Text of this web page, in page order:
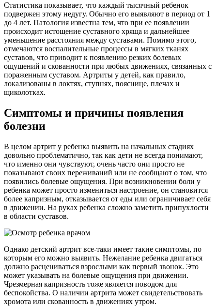
Статистика показывает, что каждый тысячный ребенок
подвержен этому недугу. Обычно его выявляют в период от 1
до 4 лет. Патология известна тем, что при ее появлении
происходит истощение суставного хряща и дальнейшее
уменьшение расстояния между суставами. Помимо этого,
отмечаются воспалительные процессы в мягких тканях
суставов, что приводит к появлению резких болевых
ощущений и скованности при любых движениях, связанных с
пораженным суставом. Артриты у детей, как правило,
локализованы в локтях, ступнях, пояснице, плечах и
щиколотках.
Симптомы и причины появления
болезни
В целом артрит у ребенка выявить на начальных стадиях
довольно проблематично, так как дети не всегда понимают,
что именно они чувствуют, очень часто они просто не
показывают своих переживаний или не сообщают о том, что
появились болевые ощущения. При возникновении боли у
ребенка может просто измениться настроение, он становится
более капризным, отказывается от еды или ограничивает себя
в движении. На руках ребенка сложно заметить припухлости
в области суставов.
Однако детский артрит все-таки имеет такие симптомы, по
которым его можно выявить. Нежелание ребенка двигаться
должно расцениваться взрослыми как первый звонок. Это
может указывать на болевые ощущения при движении.
Чрезмерная капризность тоже является поводом для
беспокойства. О наличии артрита может свидетельствовать
хромота или скованность в движениях утром.